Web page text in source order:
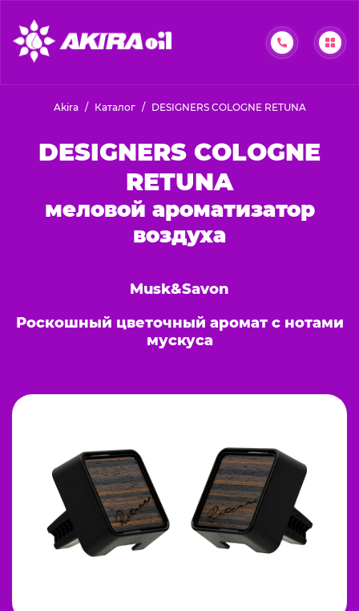
Akira Каталог DESIGNERS COLOGNE RETUNA
DESIGNERS COLOGNE
RETUNA
меловой ароматизатор
воздуха
Musk&Savon
Роскошный цветочный аромат с нотами
мускуса